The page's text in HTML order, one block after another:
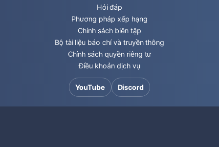
Hỏi đáp
Phương pháp xếp hạng
Chính sách biên tập
Bộ tài liệu báo chí và truyền thông
Chính sách quyền riêng tư
Điều khoản dịch vụ
YouTube Discord